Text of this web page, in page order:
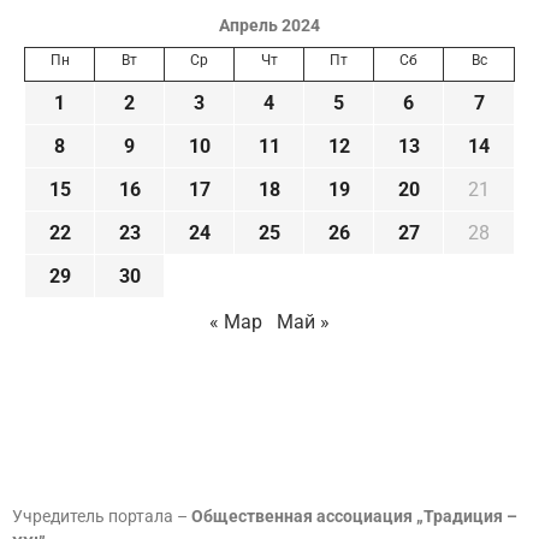
Апрель 2024
Пн Вт Ср Чт Пт Сб Вс
1 2 3 4 5 6
7
8
9 10 11 12 13
14
15
16 17 18 19 20
21
22
23 24 25 26 27
28
29
30
« Мар
Май »
Учредитель портала – Общественная ассоциация „Традиция –